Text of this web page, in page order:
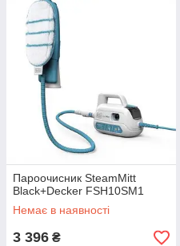
Пароочисник SteamMitt
Black+Decker FSH10SM1
Немає в наявності
3 396 ₴